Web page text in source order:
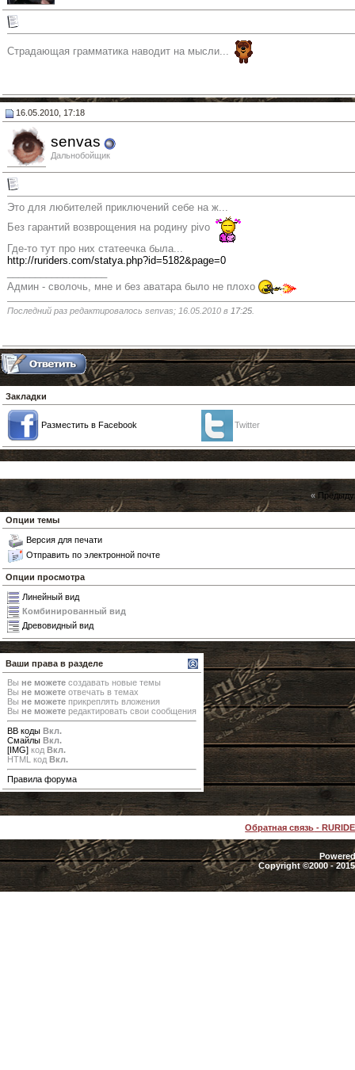
Страдающая грамматика наводит на мысли...
16.05.2010, 17:18
senvas
Дальнобойщик
Это для любителей приключений себе на ж...
Без гарантий возврощения на родину pivo
Где-то тут про них статеечка была...
http://ruriders.com/statya.php?id=5182&page=0
Админ - сволочь, мне и без аватара было не плохо
Последний раз редактировалось senvas; 16.05.2010 в 17:25
Закладки
Разместить в Facebook Twitter
«
Опции темы
Версия для печати
Отправить по электронной почте
Опции просмотра
Линейный вид
Комбинированный вид
Древовидный вид
Ваши права в разделе
Вы не можете создавать новые темы
Вы не можете отвечать в темах
Вы не можете прикреплять вложения
Вы не можете редактировать свои сообщения
BB коды Вкл.
Смайлы Вкл.
[IMG] код Вкл.
HTML код Вкл.
Правила форума
Обратная связь -
Copyright ©2000 -